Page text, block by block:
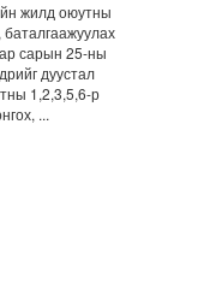
жилд оюутны
баталгаажуулах
сарын 25-ны
дуустал
1,2,3,5,6-р
...